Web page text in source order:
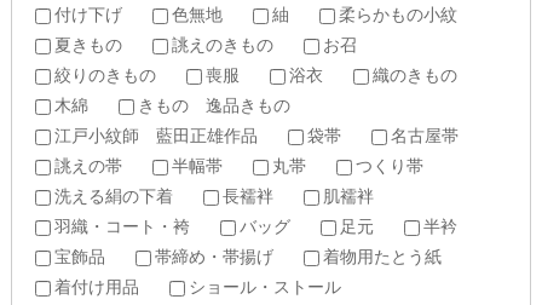
付け下げ
色無地 紬
柔らかもの小紋
夏きもの
誂えのきもの
お召
絞りのきもの
喪服 浴衣
織のきもの
木綿
きもの 逸品きもの
江戸小紋師 藍田正雄作品
袋帯
名古屋帯
誂えの帯
半幅帯 丸帯
つくり帯
洗える絹の下着
長襦袢
肌襦袢
羽織・コート・袴
バッグ 足元
半衿
宝飾品
帯締め・帯揚げ
着物用たとう紙
着付け用品
ショール・ストール